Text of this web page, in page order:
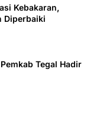
Kebakaran,
Diperbaiki
Tegal Hadir